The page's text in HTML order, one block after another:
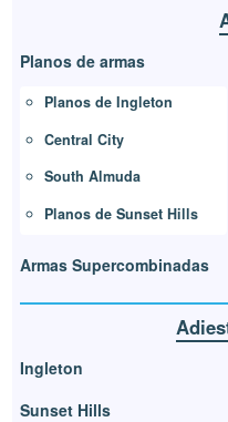
Planos de armas
Planos de Ingleton
Central City
South Almuda
Planos de Sunset Hills
Armas Supercombinadas
Ingleton
Sunset Hills